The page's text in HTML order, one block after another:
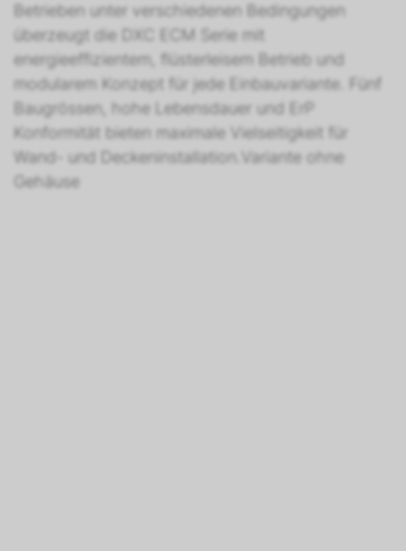
Betrieben unter verschiedenen Bedingungen
überzeugt die DXC ECM Serie mit
energieeffizientem, flüsterleisem Betrieb und
modularem Konzept für jede Einbauvariante. Fünf
Baugrössen, hohe Lebensdauer und ErP
Konformität bieten maximale Vielseitigkeit für
Wand- und Deckeninstallation.Variante ohne
Gehäuse